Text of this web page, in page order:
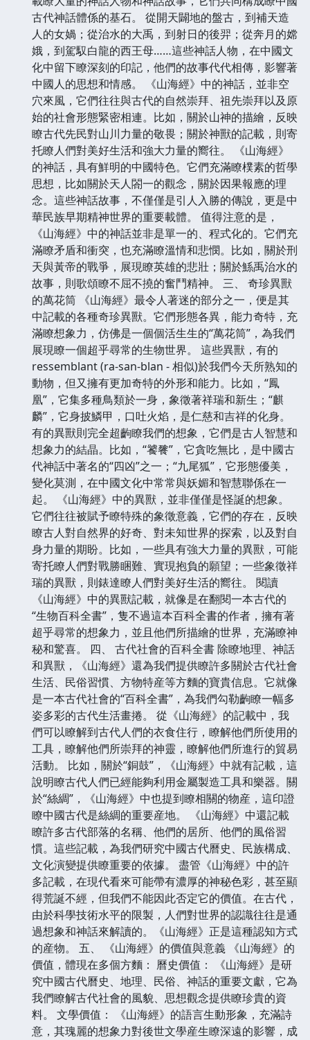
古代神話體係的基石。 從開天闢地的盤古，到補天造
人的女媧；從治水的大禹，到射日的後羿；從奔月的嫦
娥，到駕馭白龍的西王母……這些神話人物，在中國文
化中留下瞭深刻的印記，他們的故事代代相傳，影響著
中國人的思想和情感。 《山海經》中的神話，並非空
穴來風，它們往往與古代的自然崇拜、祖先崇拜以及原
始的社會形態緊密相連。比如，關於山神的描繪，反映
瞭古代先民對山川力量的敬畏；關於神獸的記載，則寄
托瞭人們對美好生活和強大力量的嚮往。 《山海經》
的神話，具有鮮明的中國特色。它們充滿瞭樸素的哲學
思想，比如關於天人閤一的觀念，關於因果報應的理
念。這些神話故事，不僅僅是引人入勝的傳說，更是中
華民族早期精神世界的重要載體。 值得注意的是，
《山海經》中的神話並非是單一的、程式化的。它們充
滿瞭矛盾和衝突，也充滿瞭溫情和悲憫。比如，關於刑
天與黃帝的戰爭，展現瞭英雄的悲壯；關於鯀禹治水的
故事，則歌頌瞭不屈不撓的奮鬥精神。 三、 奇珍異獸
的萬花筒 《山海經》最令人著迷的部分之一，便是其
中記載的各種奇珍異獸。它們形態各異，能力奇特，充
滿瞭想象力，仿佛是一個個活生生的“萬花筒”，為我們
展現瞭一個超乎尋常的生物世界。 這些異獸，有的
ressemblant (ra-san-blan - 相似)於我們今天所熟知的
動物，但又擁有更加奇特的外形和能力。比如，“鳳
凰”，它集多種鳥類於一身，象徵著祥瑞和新生；“麒
麟”，它身披鱗甲，口吐火焰，是仁慈和吉祥的化身。
有的異獸則完全超齣瞭我們的想象，它們是古人智慧和
想象力的結晶。比如，“饕餮”，它貪吃無比，是中國古
代神話中著名的“四凶”之一；“九尾狐”，它形態優美，
變化莫測，在中國文化中常常與妖媚和智慧聯係在一
起。 《山海經》中的異獸，並非僅僅是怪誕的想象。
它們往往被賦予瞭特殊的象徵意義，它們的存在，反映
瞭古人對自然界的好奇、對未知世界的探索，以及對自
身力量的期盼。比如，一些具有強大力量的異獸，可能
寄托瞭人們對戰勝睏難、實現抱負的願望；一些象徵祥
瑞的異獸，則錶達瞭人們對美好生活的嚮往。 閱讀
《山海經》中的異獸記載，就像是在翻閱一本古代的
“生物百科全書”，隻不過這本百科全書的作者，擁有著
超乎尋常的想象力，並且他們所描繪的世界，充滿瞭神
秘和驚喜。 四、 古代社會的百科全書 除瞭地理、神話
和異獸，《山海經》還為我們提供瞭許多關於古代社會
生活、民俗習慣、方物特産等方麵的寶貴信息。它就像
是一本古代社會的“百科全書”，為我們勾勒齣瞭一幅多
姿多彩的古代生活畫捲。 從《山海經》的記載中，我
們可以瞭解到古代人們的衣食住行，瞭解他們所使用的
工具，瞭解他們所崇拜的神靈，瞭解他們所進行的貿易
活動。 比如，關於“銅鼓”，《山海經》中就有記載，這
說明瞭古代人們已經能夠利用金屬製造工具和樂器。關
於“絲綢”，《山海經》中也提到瞭相關的物産，這印證
瞭中國古代是絲綢的重要産地。 《山海經》中還記載
瞭許多古代部落的名稱、他們的居所、他們的風俗習
慣。這些記載，為我們研究中國古代曆史、民族構成、
文化演變提供瞭重要的依據。 盡管《山海經》中的許
多記載，在現代看來可能帶有濃厚的神秘色彩，甚至顯
得荒誕不經，但我們不能因此否定它的價值。在古代，
由於科學技術水平的限製，人們對世界的認識往往是通
過想象和神話來解讀的。《山海經》正是這種認知方式
的産物。 五、 《山海經》的價值與意義 《山海經》的
價值，體現在多個方麵： 曆史價值： 《山海經》是研
究中國古代曆史、地理、民俗、神話的重要文獻，它為
我們瞭解古代社會的風貌、思想觀念提供瞭珍貴的資
料。 文學價值： 《山海經》的語言生動形象，充滿詩
意，其瑰麗的想象力對後世文學産生瞭深遠的影響，成